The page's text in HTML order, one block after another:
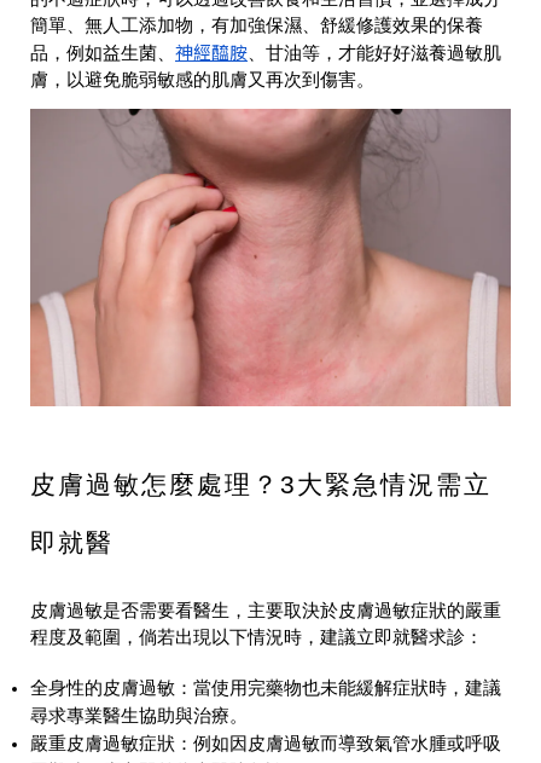
簡單、無人工添加物，有加強保濕、舒緩修護效果的保養
品，例如益生菌、 神經醯胺 、甘油等，才能好好滋養過敏肌
膚，以避免脆弱敏感的肌膚又再次到傷害。
皮膚過敏怎麼處理？3大緊急情況需立
即就醫
皮膚過敏是否需要看醫生，主要取決於皮膚過敏症狀的嚴重
程度及範圍，倘若出現以下情況時，建議立即就醫求診：
全身性的皮膚過敏：當使用完藥物也未能緩解症狀時，建議
尋求專業醫生協助與治療。
嚴重皮膚過敏症狀：例如因皮膚過敏而導致氣管水腫或呼吸